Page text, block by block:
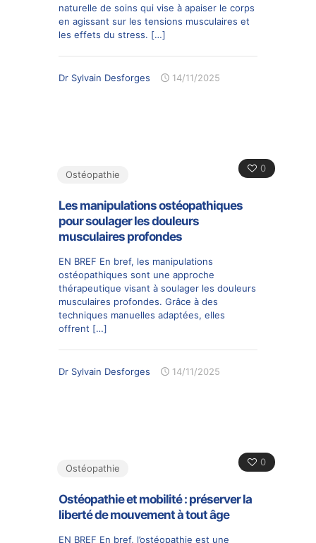
naturelle de soins qui vise à apaiser le corps
en agissant sur les tensions musculaires et
les effets du stress. […]
Dr Sylvain Desforges 14/11/2025
0
Ostéopathie
Les manipulations ostéopathiques
pour soulager les douleurs
musculaires profondes
EN BREF En bref, les manipulations
ostéopathiques sont une approche
thérapeutique visant à soulager les douleurs
musculaires profondes. Grâce à des
techniques manuelles adaptées, elles
offrent […]
Dr Sylvain Desforges 14/11/2025
0
Ostéopathie
Ostéopathie et mobilité : préserver la
liberté de mouvement à tout âge
EN BREF En bref, l’ostéopathie est une